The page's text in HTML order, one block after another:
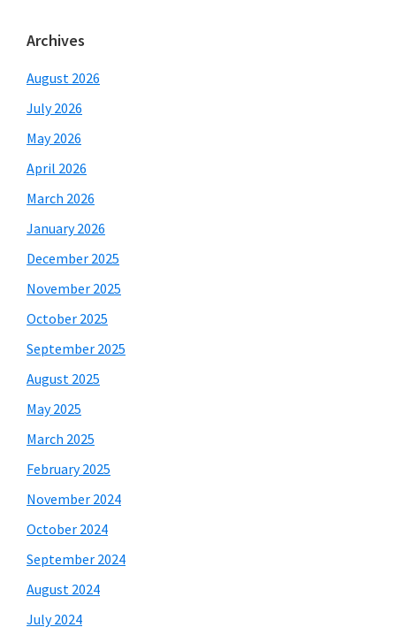
Archives
August 2026
July 2026
May 2026
April 2026
March 2026
January 2026
December 2025
November 2025
October 2025
September 2025
August 2025
May 2025
March 2025
February 2025
November 2024
October 2024
September 2024
August 2024
July 2024